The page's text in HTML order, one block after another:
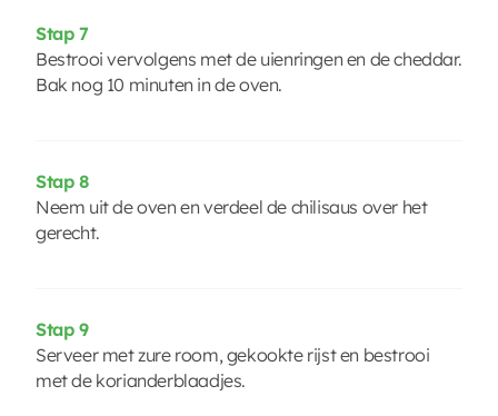
Stap 7
Bestrooi vervolgens met de uienringen en de cheddar.
Bak nog 10 minuten in de oven.
Stap 8
Neem uit de oven en verdeel de chilisaus over het
gerecht.
Stap 9
Serveer met zure room, gekookte rijst en bestrooi
met de korianderblaadjes.